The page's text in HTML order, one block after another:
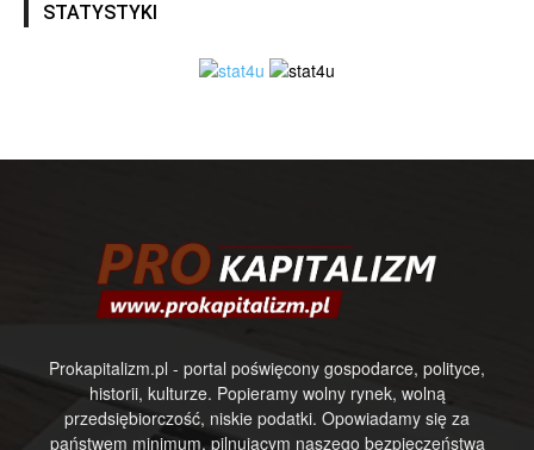
STATYSTYKI
Prokapitalizm.pl - portal poświęcony gospodarce, polityce,
historii, kulturze. Popieramy wolny rynek, wolną
przedsiębiorczość, niskie podatki. Opowiadamy się za
państwem minimum, pilnującym naszego bezpieczeństwa